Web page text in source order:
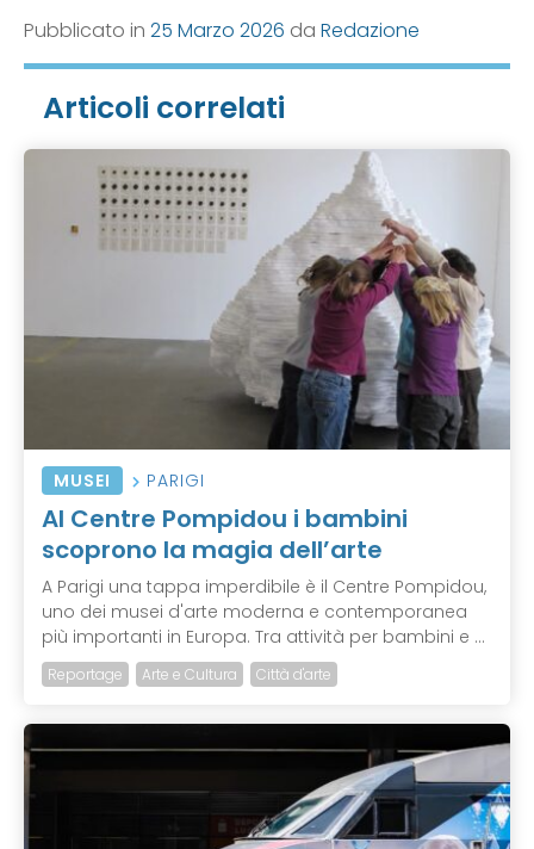
Pubblicato in 25 Marzo 2026 da Redazione
Articoli correlati
MUSEI PARIGI
Al Centre Pompidou i bambini
scoprono la magia dell’arte
A Parigi una tappa imperdibile è il Centre Pompidou,
uno dei musei d'arte moderna e contemporanea
più importanti in Europa. Tra attività per bambini e ...
Reportage Arte e Cultura Città d'arte